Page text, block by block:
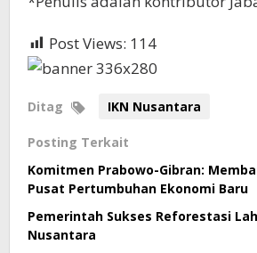
Post Views: 114
Ditag IKN Nusantara
Posting Terkait
Komitmen Prabowo-Gibran:
Pusat Pertumbuhan Ekonomi Baru
Pemerintah Sukses Reforestasi
Nusantara